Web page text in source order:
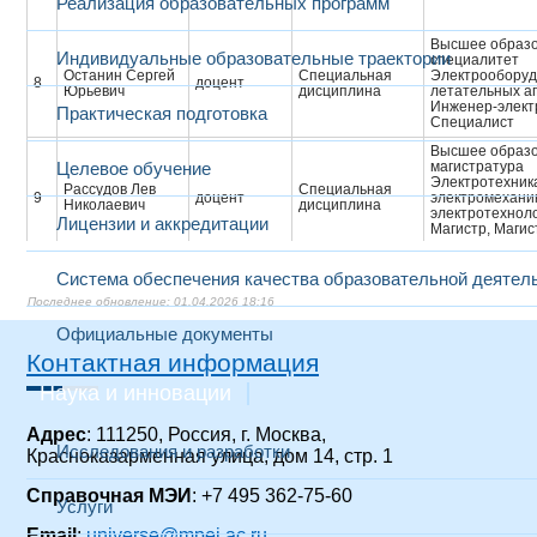
Индивидуальные образовательные траектории
Практическая подготовка
Целевое обучение
Лицензии и аккредитации
Система обеспечения качества образовательной
Официальные документы
Наука и инновации
Исследования и разработки
Услуги
8
Останин Сергей
Юрьевич
доцент
Специальная
дисциплина
Высшее
специалитет
летательных
Инженер-
Cпециалист
9
Рассудов Лев
Николаевич
доцент
Специальная
дисциплина
Высшее
магистратура
Магистр,
10
Рашевская
Марина
Александровна
доцент
дисциплина
Высшее
специалитет
Инженер-
11
Румянцев
заведующий
12
Рыжкова Елена
Николаевна
профессор
Специальная
электрик
01.04.2026 18:16
Контактная информация
Адрес: 111250, Россия, г. Москва,
Красноказарменная улица, дом 14, стр. 1
Справочная МЭИ : +7 495 362-75-60